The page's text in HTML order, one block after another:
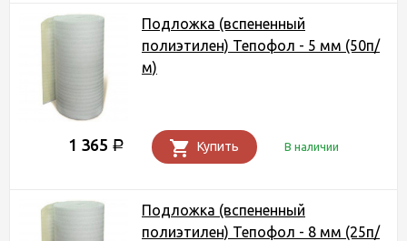
Подложка (вспененный
полиэтилен) Тепофол - 5 мм (50п/
м)
1 365 Р Купить В наличии
Подложка (вспененный
полиэтилен) Тепофол - 8 мм (25п/